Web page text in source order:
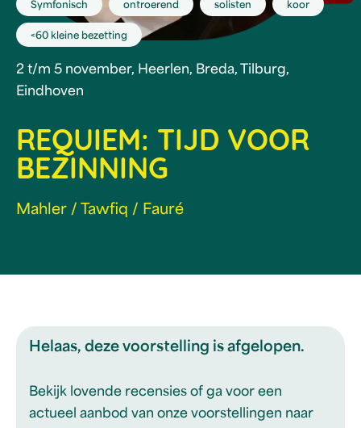
REQUIEM: TIJD VOOR
BEZINNING
2 t/m 5 november, Heerlen, Breda, Tilburg,
Eindhoven
Mahler / Tawfiq / Fauré
Symfonisch ontroerend solisten koor
<60 kleine bezetting
Helaas, deze voorstelling is afgelopen.
Bekijk lovende recensies of ga voor een
actueel aanbod van onze voorstellingen naar